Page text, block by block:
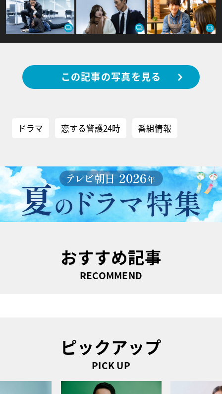
この記事の写真を見る
ドラマ 恋する警護24時 番組情報
おすすめ記事
RECOMMEND
ピックアップ
PICK UP